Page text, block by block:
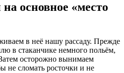
основное «место
в неё нашу рассаду. Прежде
в стаканчике немного польём,
осторожно вынимаем
не сломать росточки и не